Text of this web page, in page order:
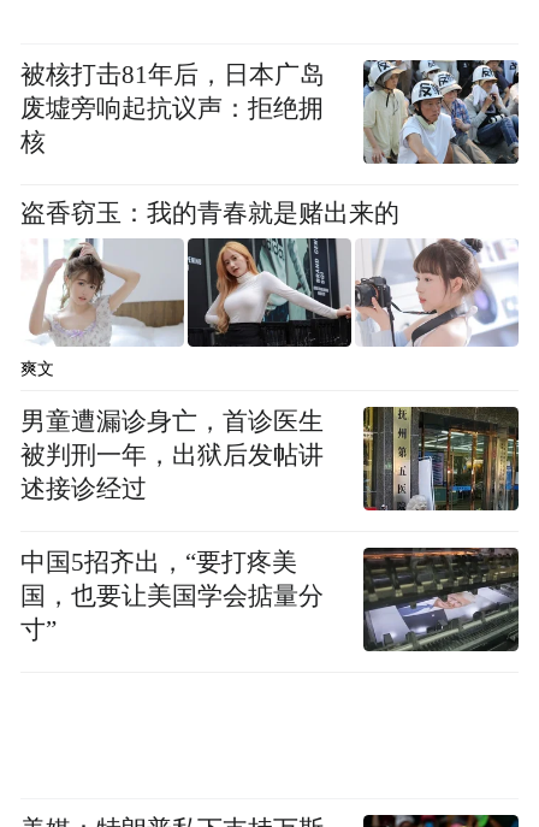
指出”总的来说，《斯穆特-霍利关税法》证
明，美国没能成功从英国手中接过维护全球
秩序的责任，该法案是经济学理性在特殊利
益集团面前软弱不堪的又一最佳例证“。
01
美国民意促成《关税法》出台，导致世界经
经济大萧条爆发后，美国上下一片恐慌，孤
立主义的声音迅速抬头。
一战结束后，虽然美国已是第一强国，但当
时美国对自己的新角色还没有信心。只有总
统威尔逊在内的少数人认为美国的利益已经
被核打击81年后，日本广岛
废墟旁响起抗议声：拒绝拥
核
盗香窃玉：我的青春就是赌出来的
爽文
男童遭漏诊身亡，首诊医生
被判刑一年，出狱后发帖讲
述接诊经过
中国5招齐出，“要打疼美
国，也要让美国学会掂量分
寸”